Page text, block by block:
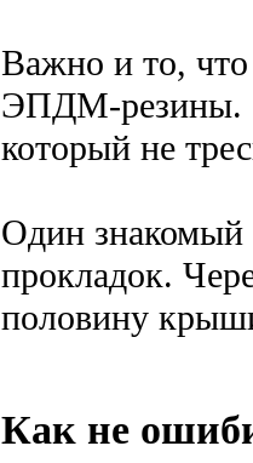
Важно и то,
ЭПДМ-резины.
который не
Один знакомый
прокладок.
половину
Как не